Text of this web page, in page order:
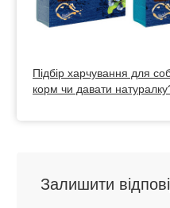
Підбір харчування для
корм чи давати
Залишити